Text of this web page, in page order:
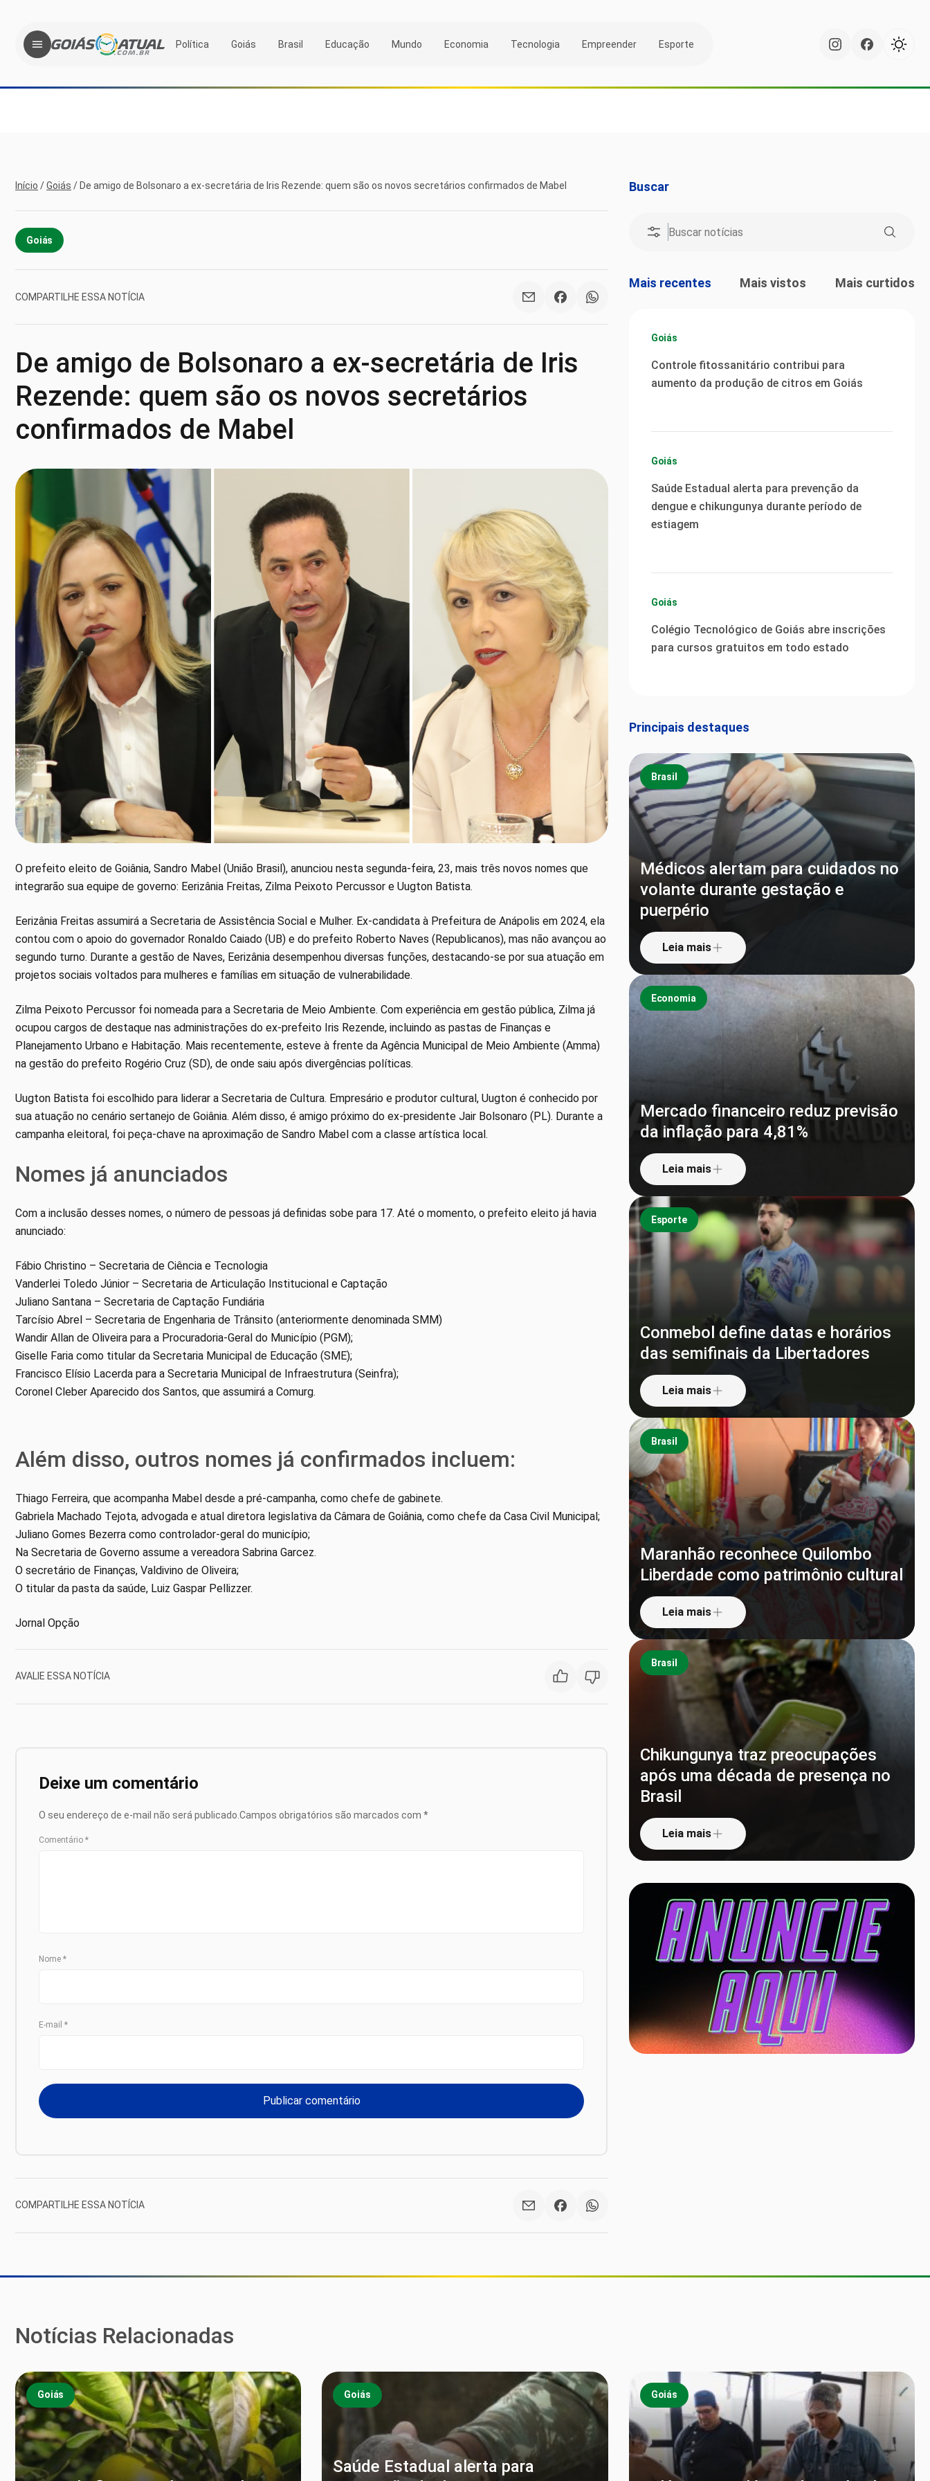
Política Goiás Brasil Educação Mundo Economia Tecnologia Empreender Esporte
Início /Goiás / De amigo de Bolsonaro a ex-secretária de Iris Rezende: quem são os novos secretários confirmados de Mabel
Goiás
COMPARTILHE ESSA NOTÍCIA
De amigo de Bolsonaro a ex-secretária de Iris
Rezende: quem são os novos secretários
confirmados de Mabel
O prefeito eleito de Goiânia, Sandro Mabel (União Brasil), anunciou nesta segunda-feira, 23, mais três novos nomes que
integrarão sua equipe de governo: Eerizânia Freitas, Zilma Peixoto Percussor e Uugton Batista.
Eerizânia Freitas assumirá a Secretaria de Assistência Social e Mulher. Ex-candidata à Prefeitura de Anápolis em 2024, ela
contou com o apoio do governador Ronaldo Caiado (UB) e do prefeito Roberto Naves (Republicanos), mas não avançou ao
segundo turno. Durante a gestão de Naves, Eerizânia desempenhou diversas funções, destacando-se por sua atuação em
projetos sociais voltados para mulheres e famílias em situação de vulnerabilidade.
Zilma Peixoto Percussor foi nomeada para a Secretaria de Meio Ambiente. Com experiência em gestão pública, Zilma já
ocupou cargos de destaque nas administrações do ex-prefeito Iris Rezende, incluindo as pastas de Finanças e
Planejamento Urbano e Habitação. Mais recentemente, esteve à frente da Agência Municipal de Meio Ambiente (Amma)
na gestão do prefeito Rogério Cruz (SD), de onde saiu após divergências políticas.
Uugton Batista foi escolhido para liderar a Secretaria de Cultura. Empresário e produtor cultural, Uugton é conhecido por
sua atuação no cenário sertanejo de Goiânia. Além disso, é amigo próximo do ex-presidente Jair Bolsonaro (PL). Durante a
campanha eleitoral, foi peça-chave na aproximação de Sandro Mabel com a classe artística local.
Nomes já anunciados
Com a inclusão desses nomes, o número de pessoas já definidas sobe para 17. Até o momento, o prefeito eleito já havia
anunciado:
Fábio Christino – Secretaria de Ciência e Tecnologia
Vanderlei Toledo Júnior – Secretaria de Articulação Institucional e Captação
Juliano Santana – Secretaria de Captação Fundiária
Tarcísio Abrel – Secretaria de Engenharia de Trânsito (anteriormente denominada SMM)
Wandir Allan de Oliveira para a Procuradoria-Geral do Município (PGM);
Giselle Faria como titular da Secretaria Municipal de Educação (SME);
Francisco Elísio Lacerda para a Secretaria Municipal de Infraestrutura (Seinfra);
Coronel Cleber Aparecido dos Santos, que assumirá a Comurg.
Além disso, outros nomes já confirmados incluem:
Thiago Ferreira, que acompanha Mabel desde a pré-campanha, como chefe de gabinete.
Gabriela Machado Tejota, advogada e atual diretora legislativa da Câmara de Goiânia, como chefe da Casa Civil Municipal;
Juliano Gomes Bezerra como controlador-geral do município;
Na Secretaria de Governo assume a vereadora Sabrina Garcez.
O secretário de Finanças, Valdivino de Oliveira;
O titular da pasta da saúde, Luiz Gaspar Pellizzer.
Jornal Opção
AVALIE ESSA NOTÍCIA
Deixe um comentário
O seu endereço de e-mail não será publicado. Campos obrigatórios são marcados com *
Comentário *
Nome *
E-mail *
COMPARTILHE ESSA NOTÍCIA
Buscar
Mais recentes Mais vistos Mais curtidos
Goiás
Controle fitossanitário contribui para
aumento da produção de citros em Goiás
Goiás
Saúde Estadual alerta para prevenção da
dengue e chikungunya durante período de
estiagem
Goiás
Colégio Tecnológico de Goiás abre inscrições
para cursos gratuitos em todo estado
Principais destaques
Brasil
Médicos alertam para cuidados no
volante durante gestação e
puerpério
Leia mais
Economia
Mercado financeiro reduz previsão
da inflação para 4,81%
Leia mais
Esporte
Conmebol define datas e horários
das semifinais da Libertadores
Leia mais
Brasil
Maranhão reconhece Quilombo
Liberdade como patrimônio cultural
Leia mais
Brasil
Chikungunya traz preocupações
após uma década de presença no
Brasil
Leia mais
Notícias Relacionadas
Goiás Goiás
Saúde Estadual alerta para
Goiás